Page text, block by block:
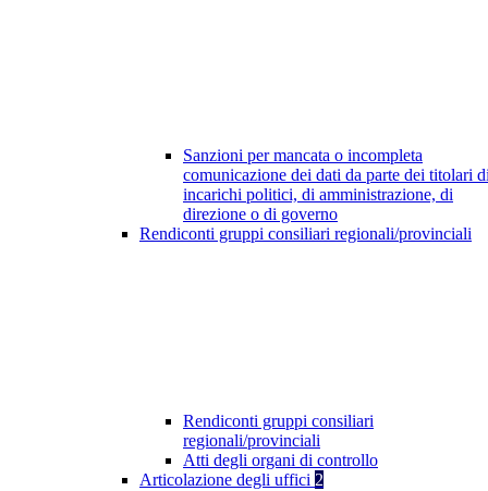
Sanzioni per mancata o incompleta
comunicazione dei dati da parte dei titolari
incarichi politici, di amministrazione, di
direzione o di governo
Rendiconti gruppi consiliari regionali/provinciali
Rendiconti gruppi consiliari
regionali/provinciali
Atti degli organi di controllo
Articolazione degli uffici 2